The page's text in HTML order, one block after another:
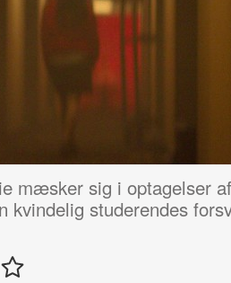
mæsker sig i optagelser
kvindelig studerendes